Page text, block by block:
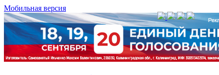
Мобильная версия